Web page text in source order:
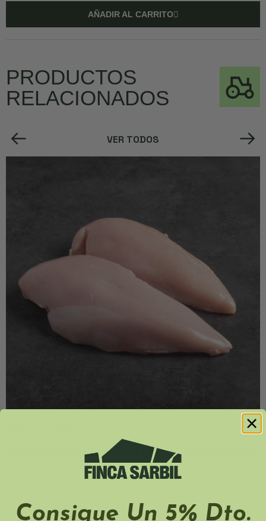
AÑADIR AL CARRITO
PRODUCTOS
RELACIONADOS
VER TODOS
PECHUGAS DE POLLO ECOLÓGICO
Consigue Un 5% Dto.